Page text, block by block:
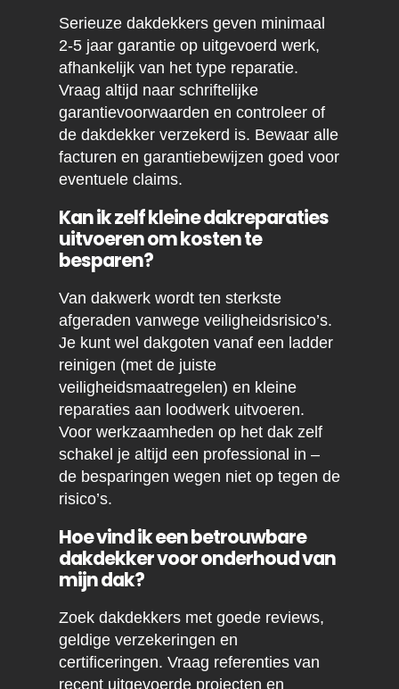
Serieuze dakdekkers geven minimaal
2-5 jaar garantie op uitgevoerd werk,
afhankelijk van het type reparatie.
Vraag altijd naar schriftelijke
garantievoorwaarden en controleer of
de dakdekker verzekerd is. Bewaar alle
facturen en garantiebewijzen goed voor
eventuele claims.
Kan ik zelf kleine dakreparaties
uitvoeren om kosten te
besparen?
Van dakwerk wordt ten sterkste
afgeraden vanwege veiligheidsrisico’s.
Je kunt wel dakgoten vanaf een ladder
reinigen (met de juiste
veiligheidsmaatregelen) en kleine
reparaties aan loodwerk uitvoeren.
Voor werkzaamheden op het dak zelf
schakel je altijd een professional in –
de besparingen wegen niet op tegen de
risico’s.
Hoe vind ik een betrouwbare
dakdekker voor onderhoud van
mijn dak?
Zoek dakdekkers met goede reviews,
geldige verzekeringen en
certificeringen. Vraag referenties van
recent uitgevoerde projecten en